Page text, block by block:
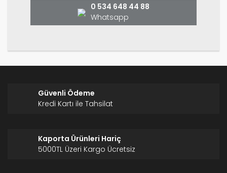
0 534 648 44 88
Whatsapp
Güvenli Ödeme
Kredi Kartı ile Tahsilat
Kaporta Ürünleri Hariç
5000TL Üzeri Kargo Ücretsiz